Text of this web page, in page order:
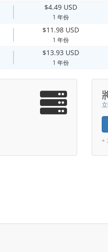
$4.49 USD
1 年份
$11.98 USD
1 年份
$13.93 USD
1 年份
*